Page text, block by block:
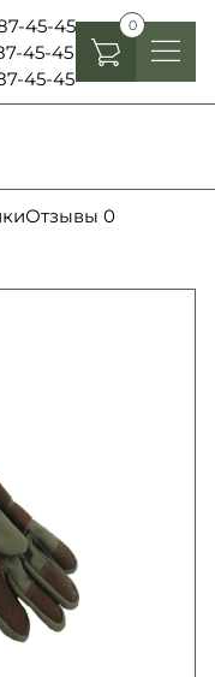
45-45
45-45
45-45
0
Отзывы 0